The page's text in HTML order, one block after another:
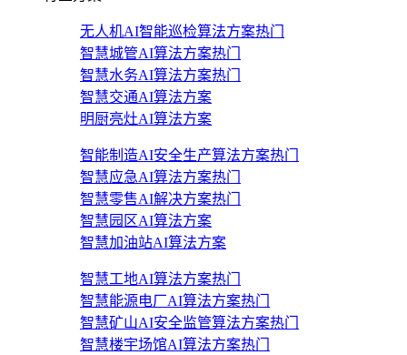
无人机AI智能巡检算法方案热门
智慧城管AI算法方案热门
智慧水务AI算法方案热门
智慧交通AI算法方案
明厨亮灶AI算法方案
智能制造AI安全生产算法方案热门
智慧应急AI算法方案热门
智慧零售AI解决方案热门
智慧园区AI算法方案
智慧加油站AI算法方案
智慧工地AI算法方案热门
智慧能源电厂AI算法方案热门
智慧矿山AI安全监管算法方案热门
智慧楼宇场馆AI算法方案热门